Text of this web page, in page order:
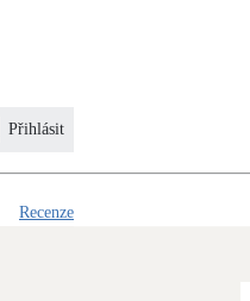
Přihlásit
Recenze